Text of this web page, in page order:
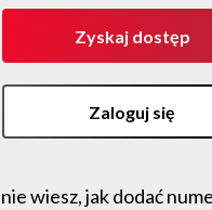
Zyskaj dostęp
Zaloguj się
wiesz, jak dodać